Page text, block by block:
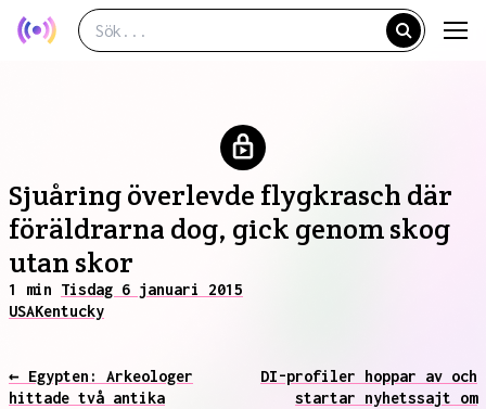
Sjuåring överlevde flygkrasch där
föräldrarna dog, gick genom skog
utan skor
1 min Tisdag 6 januari 2015
USAKentucky
← Egypten: Arkeologer
hittade två antika
DI-profiler hoppar av och
startar nyhetssajt om